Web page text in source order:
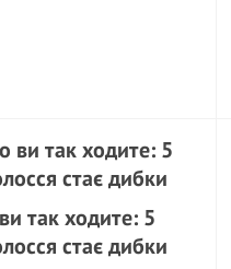
так ходите: 5
стає дибки